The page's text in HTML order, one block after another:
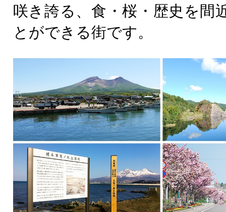
咲き誇る、食・桜・歴史を間
とができる街です。